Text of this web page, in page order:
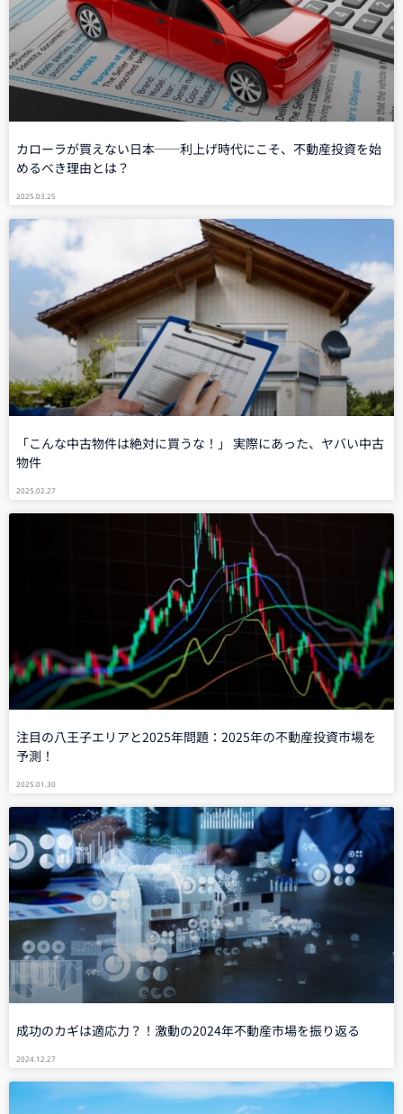
カローラが買えない日本──利上げ時代にこそ、不動産投資を始
めるべき理由とは？
2025.03.25
「こんな中古物件は絶対に買うな！」 実際にあった、ヤバい中古
物件
2025.02.27
注目の八王子エリアと2025年問題：2025年の不動産投資市場を
予測！
2025.01.30
成功のカギは適応力？！激動の2024年不動産市場を振り返る
2024.12.27